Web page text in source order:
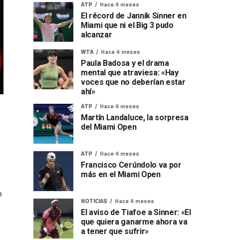
ATP Hace 4 meses
El récord de Jannik Sinner en
Miami que ni el Big 3 pudo
alcanzar
WTA Hace 4 meses
Paula Badosa y el drama
mental que atraviesa: «Hay
voces que no deberían estar
ahí»
ATP Hace 4 meses
Martín Landaluce, la sorpresa
del Miami Open
ATP Hace 4 meses
Francisco Cerúndolo va por
más en el Miami Open
NOTICIAS Hace 4 meses
El aviso de Tiafoe a Sinner: «El
que quiera ganarme ahora va
a tener que sufrir»